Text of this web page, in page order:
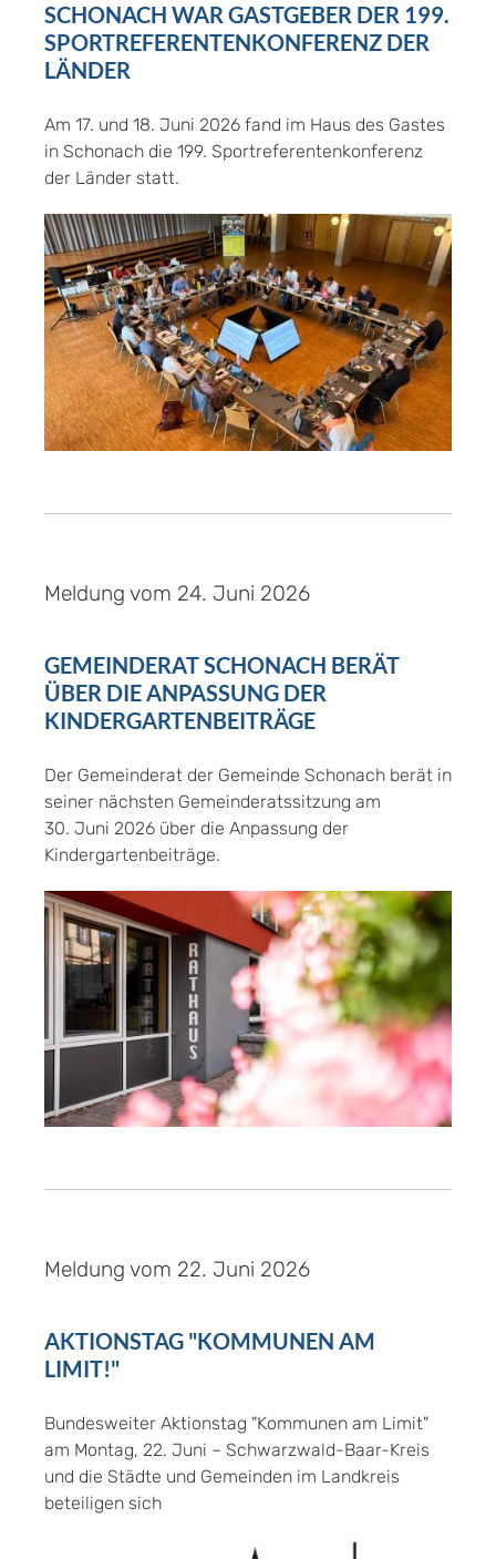
SCHONACH WAR GASTGEBER DER 199.
SPORTREFERENTENKONFERENZ DER
LÄNDER
Am 17. und 18. Juni 2026 fand im Haus des Gastes
in Schonach die 199. Sportreferentenkonferenz
der Länder statt.
Meldung vom 24. Juni 2026
GEMEINDERAT SCHONACH BERÄT
ÜBER DIE ANPASSUNG DER
KINDERGARTENBEITRÄGE
Der Gemeinderat der Gemeinde Schonach berät in
seiner nächsten Gemeinderatssitzung am
30. Juni 2026 über die Anpassung der
Kindergartenbeiträge.
Meldung vom 22. Juni 2026
AKTIONSTAG "KOMMUNEN AM
LIMIT!"
Bundesweiter Aktionstag "Kommunen am Limit"
am Montag, 22. Juni – Schwarzwald-Baar-Kreis
und die Städte und Gemeinden im Landkreis
beteiligen sich